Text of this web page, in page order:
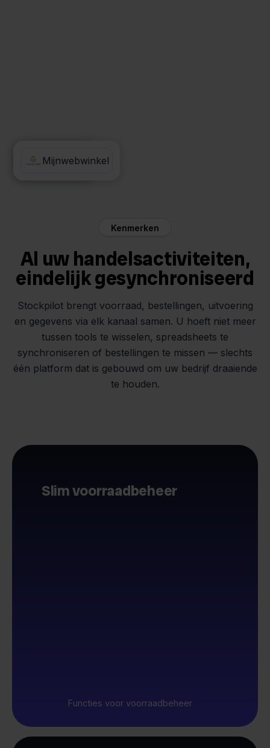
Innosend
Mijnwebwinkel
Kenmerken
Al uw handelsactiviteiten,
eindelijk gesynchroniseerd
Stockpilot brengt voorraad, bestellingen, uitvoering
en gegevens via elk kanaal samen. U hoeft niet meer
tussen tools te wisselen, spreadsheets te
synchroniseren of bestellingen te missen — slechts
één platform dat is gebouwd om uw bedrijf draaiende
te houden.
Slim voorraadbeheer
Functies voor voorraadbeheer